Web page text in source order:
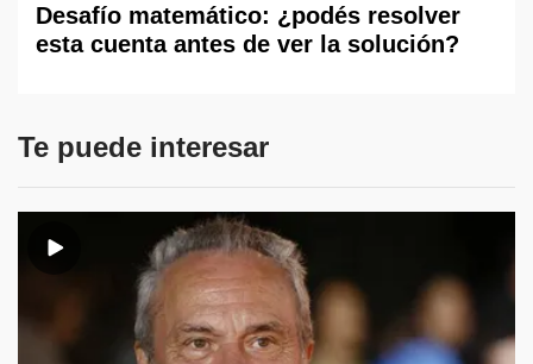
Desafío matemático: ¿podés resolver
esta cuenta antes de ver la solución?
Te puede interesar